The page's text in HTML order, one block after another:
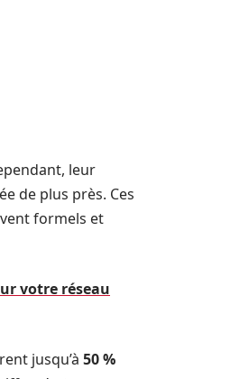
leur
de plus près. Ces
formels et
votre réseau
jusqu’à 50 %